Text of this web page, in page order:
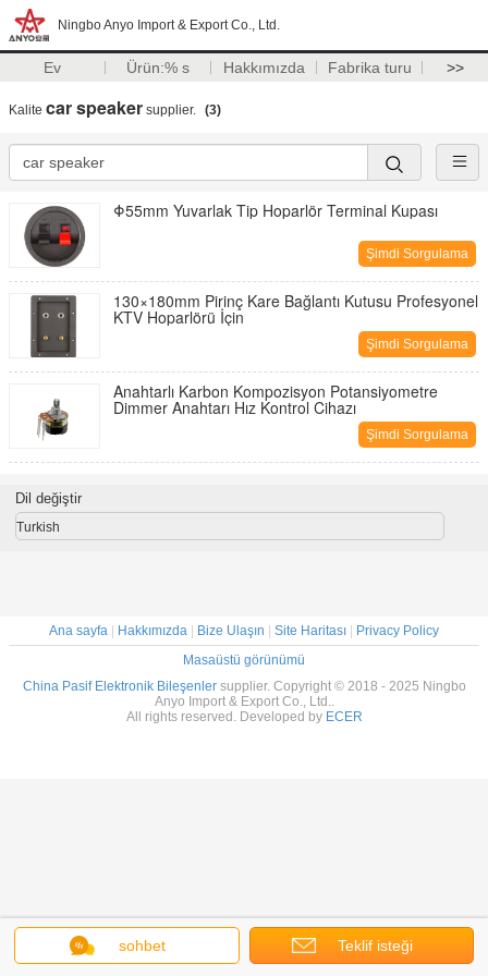
Ningbo Anyo Import & Export Co., Ltd.
Ev Ürün:% s Hakkımızda Fabrika turu >>
Kalite car speaker supplier. (3)
Φ55mm Yuvarlak Tip Hoparlör Terminal Kupası
Şimdi Sorgulama
130×180mm Pirinç Kare Bağlantı Kutusu Profesyonel
KTV Hoparlörü İçin
Şimdi Sorgulama
Anahtarlı Karbon Kompozisyon Potansiyometre
Dimmer Anahtarı Hız Kontrol Cihazı
Şimdi Sorgulama
sohbet Teklif isteği
Dil değiştir
Turkish
Ana sayfa Hakkımızda Bize Ulaşın Site Haritası
Privacy Policy
Masaüstü görünümü
China Pasif Elektronik Bileşenlersupplier. Copyright © 2018 - 2025 Ningbo
Anyo Import & Export Co., Ltd..
All rights reserved. Developed by ECER